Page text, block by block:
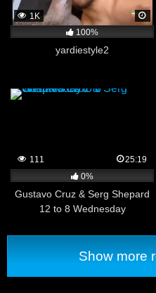
1K
100%
yardiestyle2
111
25:19
0%
Gustavo Cruz & Serg Shepard
12 to 8 Wednesday
Show more